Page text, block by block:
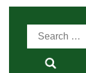
Search